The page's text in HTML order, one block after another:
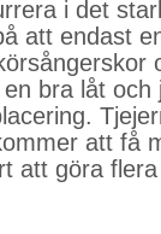
i det
att endast
bra låt och
att få
att göra